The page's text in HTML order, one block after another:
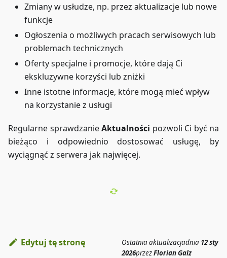
Zmiany w usłudze, np. przez aktualizacje lub nowe
funkcje
Ogłoszenia o możliwych pracach serwisowych lub
problemach technicznych
Oferty specjalne i promocje, które dają Ci
ekskluzywne korzyści lub zniżki
Inne istotne informacje, które mogą mieć wpływ
na korzystanie z usługi
Regularne sprawdzanieAktualności pozwoli Ci być na
bieżąco i odpowiednio dostosować usługę, by
wyciągnąć z serwera jak najwięcej.
Edytuj tę stronę Ostatnia aktualizacjadnia 12 sty
2026przezFlorian Galz